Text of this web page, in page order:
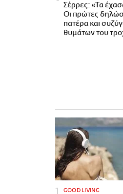
Σέρρες: «Τα
Οι πρώτες
πατέρα και
θυμάτων του
GOOD LIVING